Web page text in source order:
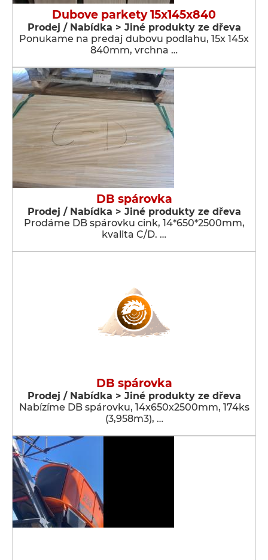
Dubove parkety 15x145x840
Prodej / Nabídka > Jiné produkty ze dřeva
Ponukame na predaj dubovu podlahu, 15x 145x
840mm, vrchna …
DB spárovka
Prodej / Nabídka > Jiné produkty ze dřeva
Prodáme DB spárovku cink, 14*650*2500mm,
kvalita C/D. …
DB spárovka
Prodej / Nabídka > Jiné produkty ze dřeva
Nabízíme DB spárovku, 14x650x2500mm, 174ks
(3,958m3), …